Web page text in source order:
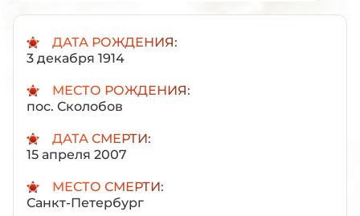
ДАТА РОЖДЕНИЯ:
3 декабря 1914
МЕСТО РОЖДЕНИЯ:
пос. Сколобов
ДАТА СМЕРТИ:
15 апреля 2007
МЕСТО СМЕРТИ:
Санкт-Петербург